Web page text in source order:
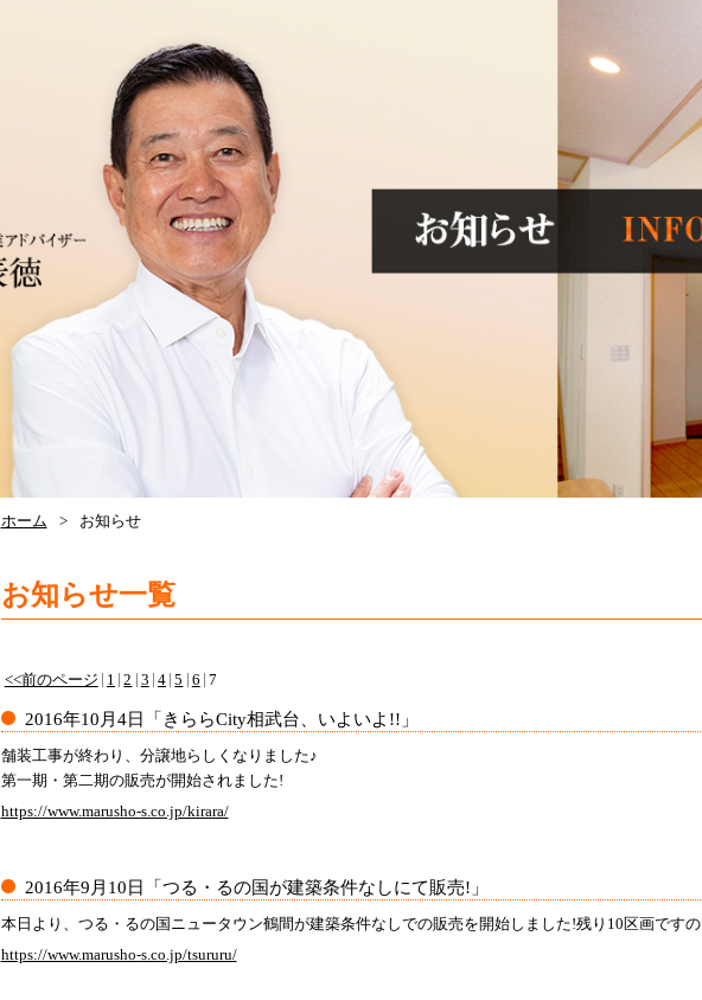
ホーム > お知らせ
お知らせ一覧
<<前のページ 1 2 3 4 5 6 7
2016年10月4日 「きららCity相武台、いよいよ!!」
舗装工事が終わり、分譲地らしくなりました♪
第一期・第二期の販売が開始されました!
https://www.marusho-s.co.jp/kirara/
2016年9月10日 「つる・るの国が建築条件なしにて販売!」
本日より、つる・るの国ニュータウン鶴間が建築条件なしでの販売を開始しました!残り10区画です
https://www.marusho-s.co.jp/tsururu/